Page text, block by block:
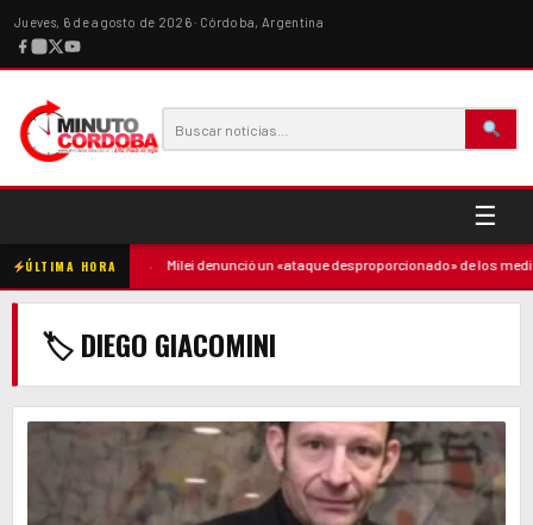
Jueves, 6 de agosto de 2026 · Córdoba, Argentina
☰
ÚLTIMA HORA
la madre Milei denunció un «ataque desproporcionado» de los
🏷 DIEGO GIACOMINI